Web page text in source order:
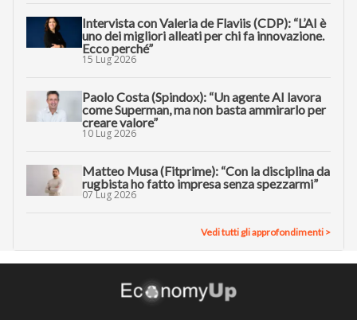
Intervista con Valeria de Flaviis (CDP): “L’AI è
uno dei migliori alleati per chi fa innovazione.
Ecco perché”
15 Lug 2026
Paolo Costa (Spindox): “Un agente AI lavora
come Superman, ma non basta ammirarlo per
creare valore”
10 Lug 2026
Matteo Musa (Fitprime): “Con la disciplina da
rugbista ho fatto impresa senza spezzarmi”
07 Lug 2026
Vedi tutti gli approfondimenti >